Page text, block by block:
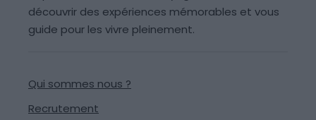
découvrir des expériences mémorables et vous
guide pour les vivre pleinement.
Qui sommes nous ?
Recrutement